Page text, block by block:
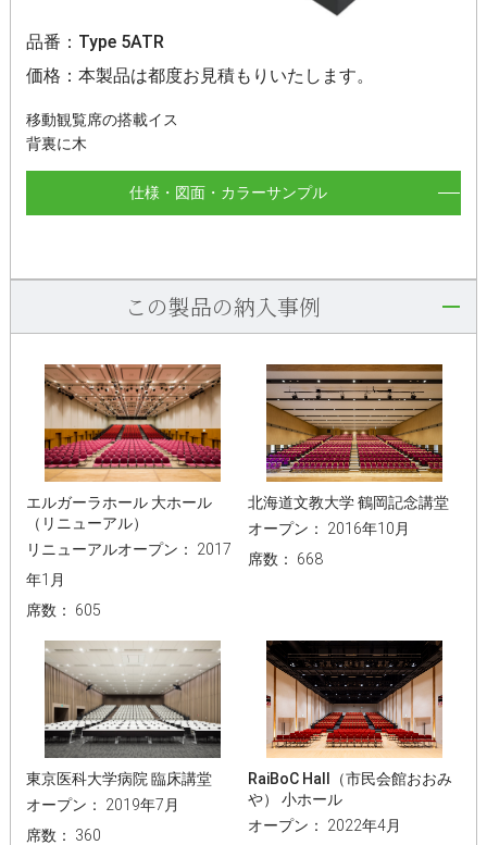
品番：Type 5ATR
価格：本製品は都度お見積もりいたします。
移動観覧席の搭載イス
背裏に木
仕様・図面・カラーサンプル
この製品の納入事例
エルガーラホール 大ホール
（リニューアル）
リニューアルオープン： 2017
年1月
席数： 605
北海道文教大学 鶴岡記念講堂
オープン： 2016年10月
席数： 668
東京医科大学病院 臨床講堂
オープン： 2019年7月
席数： 360
RaiBoC Hall（市民会館おおみ
や） 小ホール
オープン： 2022年4月